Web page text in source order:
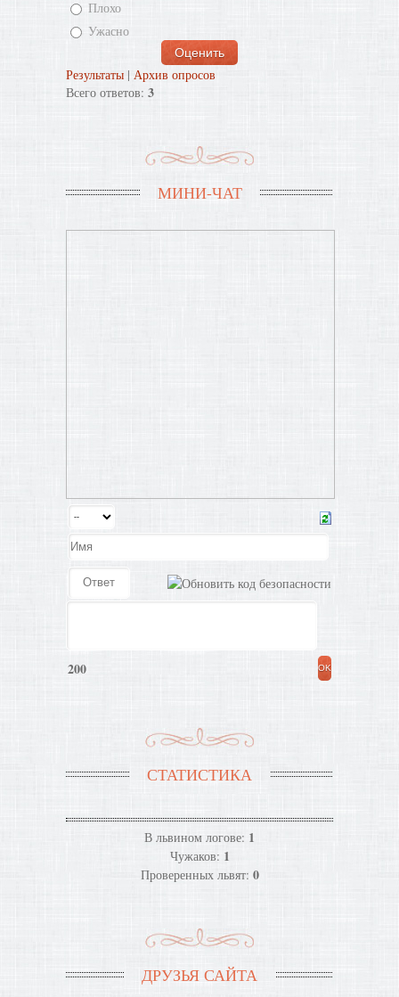
Плохо
Ужасно
Результаты | Архив опросов
Всего ответов: 3
МИНИ-ЧАТ
200
СТАТИСТИКА
В львином логове: 1
Чужаков: 1
Проверенных львят: 0
ДРУЗЬЯ САЙТА